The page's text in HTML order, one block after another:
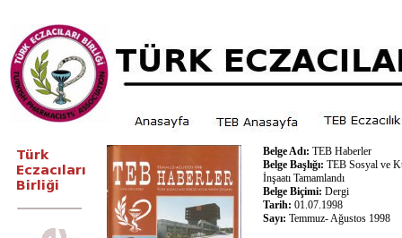
Belge Adı: TEB Haberler
Belge Başlığı: TEB Sosyal ve
İnşaatı Tamamlandı
Belge Biçimi: Dergi
Tarih: 01.07.1998
Sayı: Temmuz- Ağustos 1998